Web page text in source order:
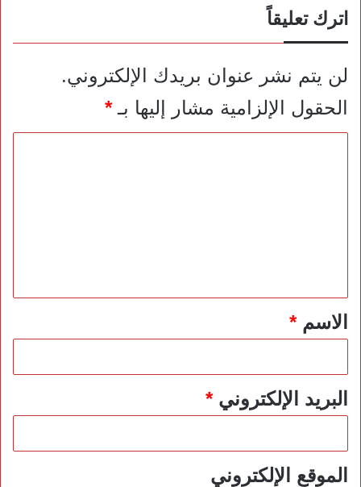
اترك تعليقاً
لن يتم نشر عنوان بريدك الإلكتروني.
الحقول الإلزامية مشار إليها بـ*
*الاسم*
البريد الإلكتروني*
الموقع الإلكتروني